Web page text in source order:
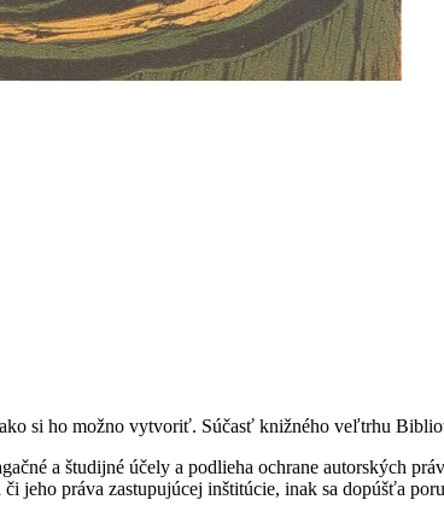
si ho možno vytvoriť. Súčasť knižného veľtrhu
a študijné účely a podlieha ochrane autorských
jeho práva zastupujúcej inštitúcie, inak sa dopúšťa